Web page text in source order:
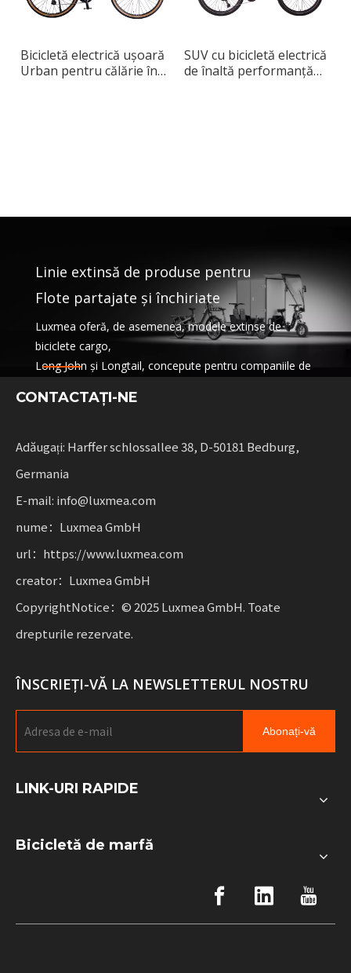
Bicicletă electrică ușoară
Urban pentru călărie în
SUV cu bicicletă electrică
de înaltă performanță
Linie extinsă de produse pentru
Flote partajate și închiriate
Luxmea oferă, de asemenea, modele extinse de
biciclete cargo,
Long John și Longtail, concepute pentru companiile de
servicii de partajare și flote de închiriere. Aceste soluții
cu flexibilitate pentru întreprinderile care dezvoltă
CONTACTAŢI-NE
Adăugați: Harffer schlossallee 38, D-50181 Bedburg,
Germania
E-mail: info@luxmea.com
nume：Luxmea GmbH
url：https://www.luxmea.com
creator：Luxmea GmbH
CopyrightNotice：© 2025 Luxmea GmbH. Toate
drepturile rezervate.
ÎNSCRIEȚI-VĂ LA NEWSLETTERUL NOSTRU
Abonați-vă
LINK-URI RAPIDE
Bicicletă de marfă